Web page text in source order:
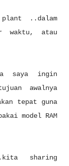
..dalam
waktu, atau
saya ingin
awalnya
tepat guna
model RAM
sharing